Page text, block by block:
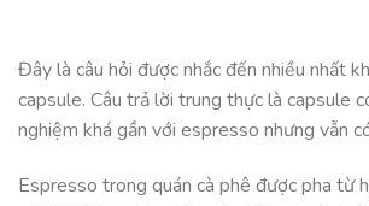
Đây là câu hỏi được nhắc đến nhiều nhất
capsule. Câu trả lời trung thực là capsule
nghiệm khá gần với espresso nhưng vẫn
Espresso trong quán cà phê được pha từ